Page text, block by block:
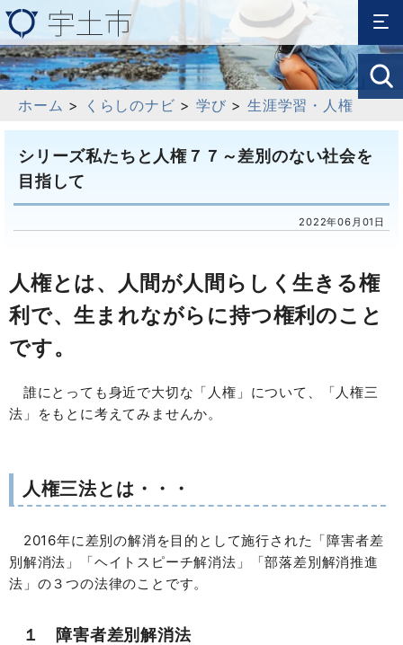
ホーム > くらしのナビ >学び >生涯学習・人権
シリーズ私たちと人権７７～差別のない社会を
目指して
2022年06月01日
人権とは、人間が人間らしく生きる権
利で、生まれながらに持つ権利のこと
です。
誰にとっても身近で大切な「人権」について、「人権三
法」をもとに考えてみませんか。
人権三法とは・・・
2016年に差別の解消を目的として施行された「障害者差
別解消法」「ヘイトスピーチ解消法」「部落差別解消推進
法」の３つの法律のことです。
１ 障害者差別解消法